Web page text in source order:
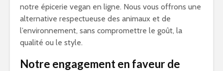
notre épicerie vegan en ligne. Nous vous offrons une
alternative respectueuse des animaux et de
l’environnement, sans compromettre le goût, la
qualité ou le style.
Notre engagement en faveur de